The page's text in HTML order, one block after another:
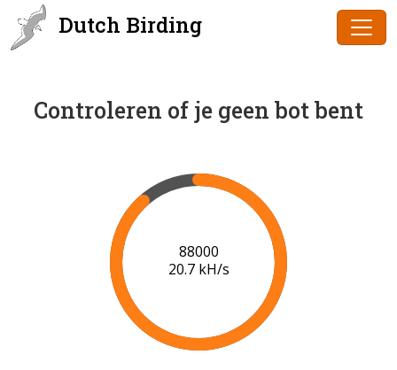
Dutch Birding
Controleren of je geen bot bent
90000
20.8 kH/s